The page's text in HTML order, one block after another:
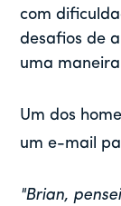
com
desafios de
uma
Um dos
um e-mail
"Brian,